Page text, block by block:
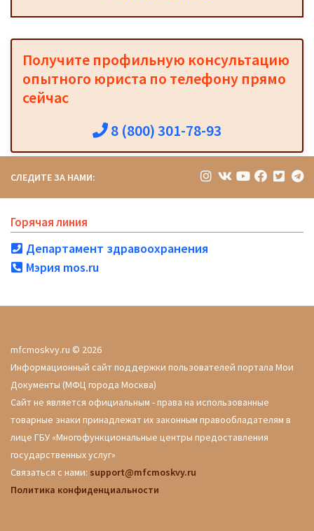
Получите профильную консультацию
опытного юриста по телефону прямо
сейчас
8 (800) 301-78-93
СЛЕДИТЕ ЗА НАМИ:
Горячая линия
Департамент здравоохранения
Мэрия mos.ru
mfcmoskvy.ru © 2026
Информационный сайт поддержки пользователей портала Мои
Документы (МФЦ города Москва)
Сайт не является официальным - права на использованные
товарные знаки принадлежат их законным правообладателям в
лице ГБУ «Многофункциональные центры предоставления
государственных услуг»
Связаться с нами: support@mfcmoskvy.ru
Политика конфиденциальности